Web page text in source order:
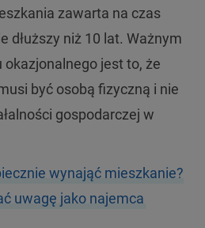
zawarta na czas
dłuższy niż 10 lat. Ważnym
jest to, że
być osobą fizyczną i nie
gospodarczej w
wynająć mieszkanie?
uwagę jako najemca